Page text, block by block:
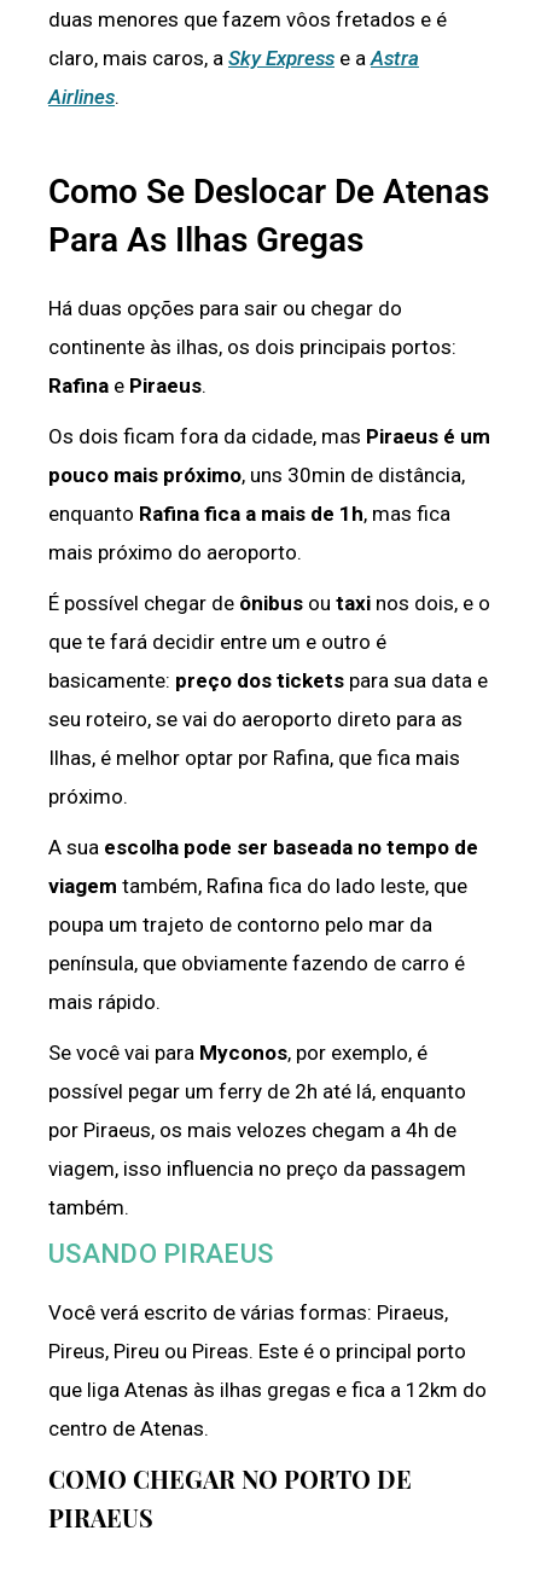
duas menores que fazem vôos fretados e é
claro, mais caros, a Sky Express e a Astra
Airlines.
Como Se Deslocar De Atenas
Para As Ilhas Gregas
Há duas opções para sair ou chegar do
continente às ilhas, os dois principais portos:
Rafina e Piraeus.
Os dois ficam fora da cidade, mas Piraeus é um
pouco mais próximo, uns 30min de distância,
enquanto Rafina fica a mais de 1h, mas fica
mais próximo do aeroporto.
É possível chegar de ônibus ou taxi nos dois, e o
que te fará decidir entre um e outro é
basicamente: preço dos tickets para sua data e
seu roteiro, se vai do aeroporto direto para as
Ilhas, é melhor optar por Rafina, que fica mais
próximo.
A sua escolha pode ser baseada no tempo de
viagem também, Rafina fica do lado leste, que
poupa um trajeto de contorno pelo mar da
península, que obviamente fazendo de carro é
mais rápido.
Se você vai para Myconos, por exemplo, é
possível pegar um ferry de 2h até lá, enquanto
por Piraeus, os mais velozes chegam a 4h de
viagem, isso influencia no preço da passagem
também.
USANDO PIRAEUS
Você verá escrito de várias formas: Piraeus,
Pireus, Pireu ou Pireas. Este é o principal porto
que liga Atenas às ilhas gregas e fica a 12km do
centro de Atenas.
COMO CHEGAR NO PORTO DE
PIRAEUS